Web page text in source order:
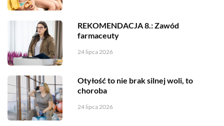
REKOMENDACJA 8.: Zawód
farmaceuty
24 lipca 2026
Otyłość to nie brak silnej woli, to
choroba
24 lipca 2026